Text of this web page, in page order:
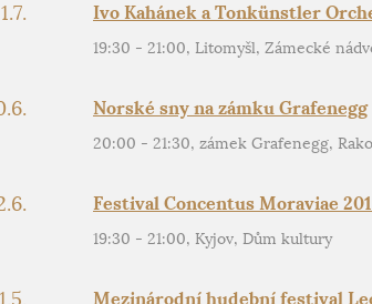
1.7. Ivo Kahánek a Tonkünstler
19:30 - 21:00, Litomyšl, Zámecké
Norské sny na zámku Grafenegg
20:00 - 21:30, zámek Grafenegg,
Festival Concentus Moraviae
19:30 - 21:00, Kyjov, Dům kultury
Mezinárodní hudební festival